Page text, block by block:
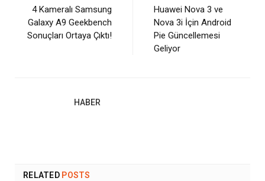
4 Kameralı Samsung
Galaxy A9 Geekbench
Sonuçları Ortaya Çıktı!
Huawei Nova 3 ve
Nova 3i İçin Android
Pie Güncellemesi
Geliyor
HABER
RELATEDPOSTS